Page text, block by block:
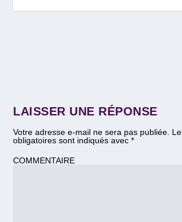
LAISSER UNE RÉPONSE
Votre adresse e-mail ne sera pas publiée.
obligatoires sont indiqués avec*
COMMENTAIRE